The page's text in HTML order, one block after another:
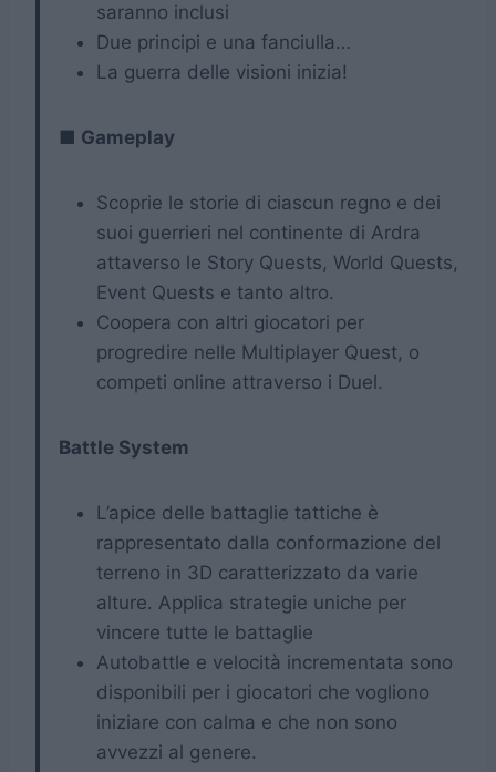
saranno inclusi
Due principi e una fanciulla…
La guerra delle visioni inizia!
■ Gameplay
Scoprie le storie di ciascun regno e dei
suoi guerrieri nel continente di Ardra
attaverso le Story Quests, World Quests,
Event Quests e tanto altro.
Coopera con altri giocatori per
progredire nelle Multiplayer Quest, o
competi online attraverso i Duel.
Battle System
L’apice delle battaglie tattiche è
rappresentato dalla conformazione del
terreno in 3D caratterizzato da varie
alture. Applica strategie uniche per
vincere tutte le battaglie
Autobattle e velocità incrementata sono
disponibili per i giocatori che vogliono
iniziare con calma e che non sono
avvezzi al genere.